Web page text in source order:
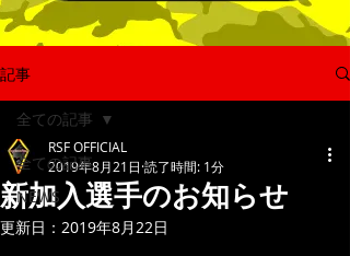
記事
全ての記事
NEWS
全ての記事
新加入選手のお知らせ
RSF OFFICIAL
2019年8月21日 読了時間: 1分
更新日： 2019年8月22日